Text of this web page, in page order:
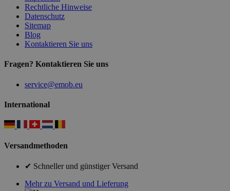
Rechtliche Hinweise
Datenschutz
Sitemap
Blog
Kontaktieren Sie uns
Fragen? Kontaktieren Sie uns
service@emob.eu
International
Versandmethoden
✔ Schneller und günstiger Versand
Mehr zu Versand und Lieferung